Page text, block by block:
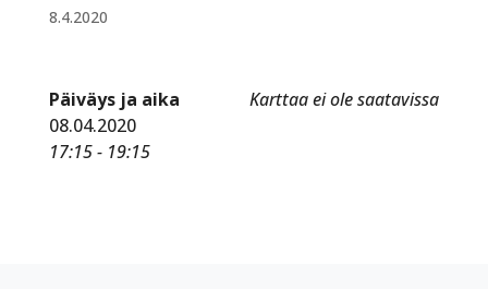
8.4.2020
Karttaa ei ole saatavissa
Päiväys ja aika
08.04.2020
17:15 - 19:15